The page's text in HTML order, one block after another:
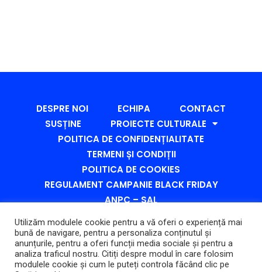
DESPRE NOI ECHIPA
CONTACT
SUSȚINE
PROIECTE CULTURALE
POLITICA DE CONFIDENȚIALITATE
TERMENI ȘI CONDIȚII
POLITICA DE COOKIES
REGULAMENT CAMPANIE BLACK FRIDAY
ANPC – SAL
#SESIUNE
Utilizăm modulele cookie pentru a vă oferi o experiență mai
bună de navigare, pentru a personaliza conținutul și
anunțurile, pentru a oferi funcții media sociale și pentru a
analiza traficul nostru. Citiți despre modul în care folosim
modulele cookie și cum le puteți controla făcând clic pe